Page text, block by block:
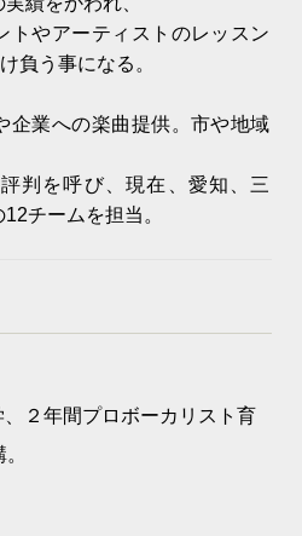
トやアーティストのレッスン
負う事になる。
企業への楽曲提供。市や地域
判を呼び、現在、愛知、三
チームを担当。
２年間プロボーカリスト育